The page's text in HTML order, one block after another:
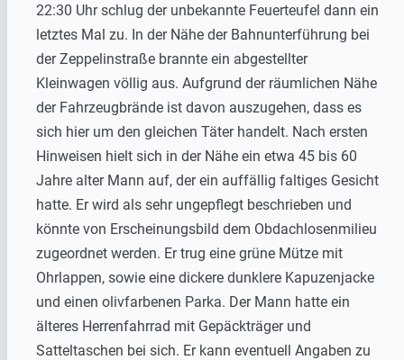
22:30 Uhr schlug der unbekannte Feuerteufel dann ein
letztes Mal zu. In der Nähe der Bahnunterführung bei
der Zeppelinstraße brannte ein abgestellter
Kleinwagen völlig aus. Aufgrund der räumlichen Nähe
der Fahrzeugbrände ist davon auszugehen, dass es
sich hier um den gleichen Täter handelt. Nach ersten
Hinweisen hielt sich in der Nähe ein etwa 45 bis 60
Jahre alter Mann auf, der ein auffällig faltiges Gesicht
hatte. Er wird als sehr ungepflegt beschrieben und
könnte von Erscheinungsbild dem Obdachlosenmilieu
zugeordnet werden. Er trug eine grüne Mütze mit
Ohrlappen, sowie eine dickere dunklere Kapuzenjacke
und einen olivfarbenen Parka. Der Mann hatte ein
älteres Herrenfahrrad mit Gepäckträger und
Satteltaschen bei sich. Er kann eventuell Angaben zu